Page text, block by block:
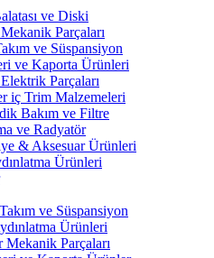
ve Diski
Parçaları
ve Süspansiyon
ve Kaporta Ürünleri
Parçaları
iç Trim Malzemeleri
Bakım ve Filtre
ve Radyatör
& Aksesuar Ürünleri
Ürünleri
ve Süspansiyon
Ürünleri
Parçaları